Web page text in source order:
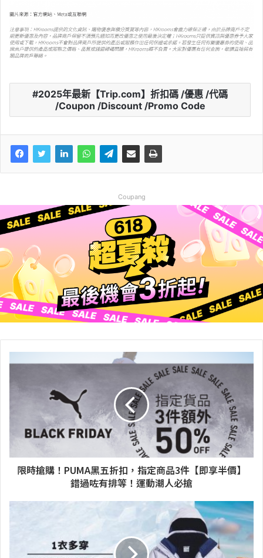
2025年最新【Trip.com】折扣碼 /優惠 /代碼
/Coupon /Discount /Promo Code
Coupang
限時搶購！PUMA黑五折扣，指定商品3件【即享半價】
錯過咗有排等！運動潮人必搶